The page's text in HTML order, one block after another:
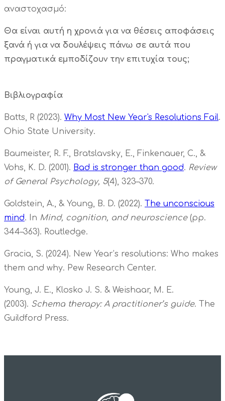
αναστοχασμό:
Θα είναι αυτή η χρονιά για να θέσεις αποφάσεις
ξανά ή για να δουλέψεις πάνω σε αυτά που
πραγματικά εμποδίζουν την επιτυχία τους;
Βιβλιογραφία
Batts, R (2023). Why Most New Year's Resolutions Fail.
Ohio State University.
Baumeister, R. F., Bratslavsky, E., Finkenauer, C., &
Vohs, K. D. (2001). Bad is stronger than good. Review
of General Psychology, 5(4), 323–370.
Goldstein, A., & Young, B. D. (2022). The unconscious
mind. In Mind, cognition, and neuroscience(pp.
344–363). Routledge.
Gracia, S. (2024). New Year’s resolutions: Who makes
them and why. Pew Research Center.
Young, J. E., Klosko J. S. & Weishaar, M. E.
(2003). Schema therapy: A practitioner’s guide. The
Guildford Press.